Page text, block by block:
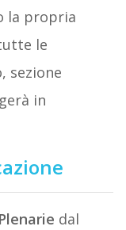
la propria
le
sezione
in
dal